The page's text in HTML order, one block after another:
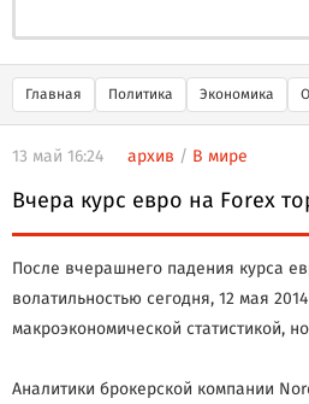
Главная Политика Экономика
13 май 16:24 архив / В мире
Вчера курс евро на Forex
После вчерашнего падения курса
волатильностью сегодня, 12 мая
макроэкономической
Аналитики брокерской компании